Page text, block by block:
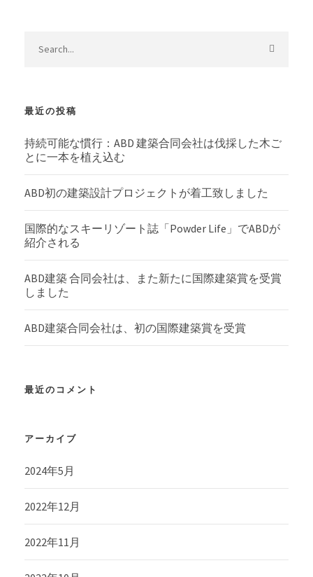
最近の投稿
持続可能な慣行：ABD 建築合同会社は伐採した木ご
とに一本を植え込む
ABD初の建築設計プロジェクトが着工致しました
国際的なスキーリゾート誌「Powder Life」でABDが
紹介される
ABD建築 合同会社は、また新たに国際建築賞を受賞
しました
ABD建築合同会社は、初の国際建築賞を受賞
最近のコメント
アーカイブ
2024年5月
2022年12月
2022年11月